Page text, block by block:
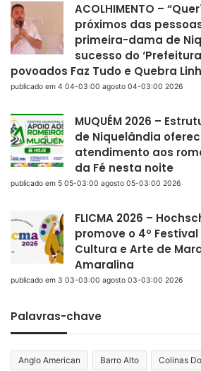
ACOLHIMENTO –
próximos das
primeira-dama de
sucesso do
povoados Faz Tudo e Quebra
publicado em 4 04-03:00 agosto 04-03:00 2026
MUQUÉM 2026 –
de Niquelândia
atendimento aos
da Fé nesta noite
publicado em 5 05-03:00 agosto 05-03:00 2026
FLICMA 2026 –
promove o 4º
Cultura e Arte de
Amaralina
publicado em 3 03-03:00 agosto 03-03:00 2026
Palavras-chave
Anglo American Barro Alto Colinas